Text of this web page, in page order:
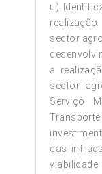
u)
sector
a
sector
Serviço
das